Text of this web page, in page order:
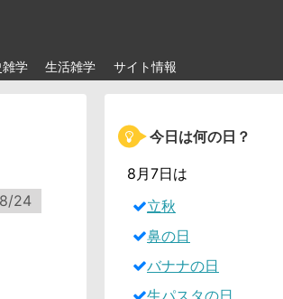
学 生活雑学 サイト情報
24
今日は何の日？
8月7日は
立秋
鼻の日
バナナの日
生パスタの日